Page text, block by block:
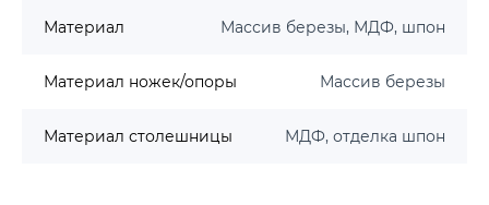
Материал Массив березы, МДФ, шпон
Материал ножек/опоры Массив березы
Материал столешницы МДФ, отделка шпон